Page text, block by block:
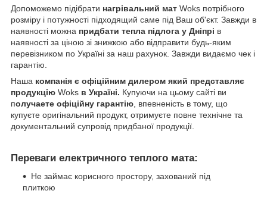
Допоможемо підібрати нагрівальний мат Woks потрібного
розміру і потужності підходящий саме під Ваш об'єкт. Завжди в
наявності можна придбати тепла підлога у Дніпрі в
наявності за ціною зі знижкою або відправити будь-яким
перевізником по Україні за наш рахунок. Завжди видаємо чек і
гарантію.
Наша компанія є офіційним дилером який представляє
продукцію Woks в Україні. Купуючи на цьому сайті ви
получаете офіційну гарантію, впевненість в тому, що
купуєте оригінальний продукт, отримуєте повне технічне та
документальний супровід придбаної продукції.
Переваги електричного теплого мата:
Не займає корисного простору, захований під
плиткою